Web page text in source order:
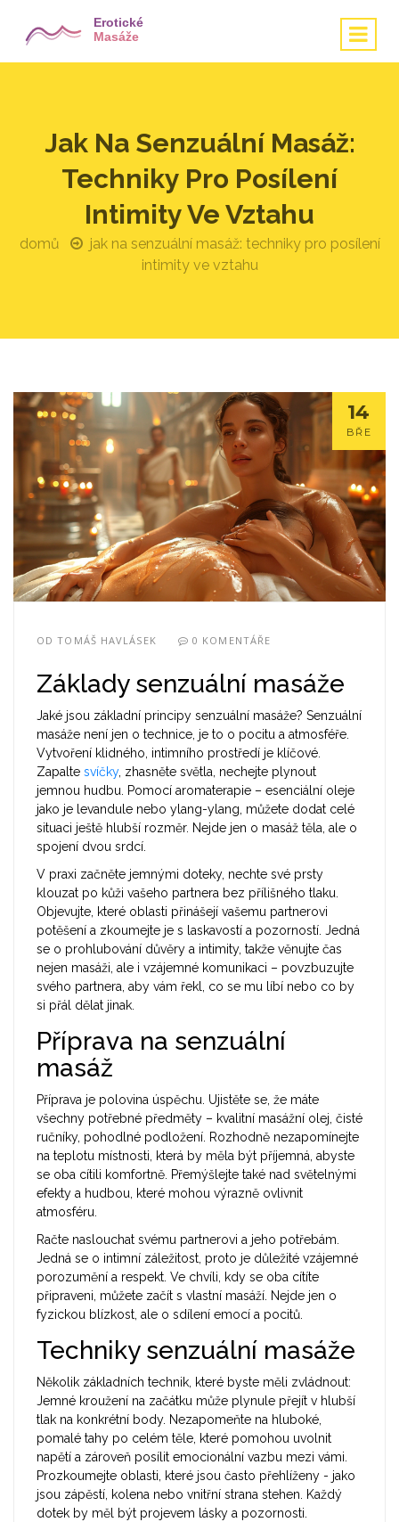
Jak Na Senzuální Masáž:
Techniky Pro Posílení
Intimity Ve Vztahu
domů
jak na senzuální masáž: techniky pro posílení
intimity ve vztahu
14
BŘE
ODTOMÁŠ HAVLÁSEK 0 KOMENTÁŘE
Základy senzuální masáže
Jaké jsou základní principy senzuální masáže? Senzuální
masáže není jen o technice, je to o pocitu a atmosféře.
Vytvoření klidného, intimního prostředí je klíčové.
Zapalte svíčky, zhasněte světla, nechejte plynout
jemnou hudbu. Pomocí aromaterapie – esenciální oleje
jako je levandule nebo ylang-ylang, můžete dodat celé
situaci ještě hlubší rozměr. Nejde jen o masáž těla, ale o
spojení dvou srdcí.
V praxi začněte jemnými doteky, nechte své prsty
klouzat po kůži vašeho partnera bez přílišného tlaku.
Objevujte, které oblasti přinášejí vašemu partnerovi
potěšení a zkoumejte je s laskavostí a pozorností. Jedná
se o prohlubování důvěry a intimity, takže věnujte čas
nejen masáži, ale i vzájemné komunikaci – povzbuzujte
svého partnera, aby vám řekl, co se mu líbí nebo co by
si přál dělat jinak.
Příprava na senzuální
masáž
Příprava je polovina úspěchu. Ujistěte se, že máte
všechny potřebné předměty – kvalitní masážní olej, čisté
ručníky, pohodlné podložení. Rozhodně nezapomínejte
na teplotu místnosti, která by měla být příjemná, abyste
se oba cítili komfortně. Přemýšlejte také nad světelnými
efekty a hudbou, které mohou výrazně ovlivnit
atmosféru.
Račte naslouchat svému partnerovi a jeho potřebám.
Jedná se o intimní záležitost, proto je důležité vzájemné
porozumění a respekt. Ve chvíli, kdy se oba cítíte
připraveni, můžete začít s vlastní masáží. Nejde jen o
fyzickou blízkost, ale o sdílení emocí a pocitů.
Techniky senzuální masáže
Několik základních technik, které byste měli zvládnout:
Jemné kroužení na začátku může plynule přejít v hlubší
tlak na konkrétní body. Nezapomeňte na hluboké,
pomalé tahy po celém těle, které pomohou uvolnit
napětí a zároveň posílit emocionální vazbu mezi vámi.
Prozkoumejte oblasti, které jsou často přehlíženy - jako
jsou zápěstí, kolena nebo vnitřní strana stehen. Každý
dotek by měl být projevem lásky a pozornosti.